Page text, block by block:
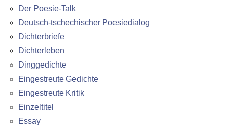
Der Poesie-Talk
Deutsch-tschechischer Poesiedialog
Dichterbriefe
Dichterleben
Dinggedichte
Eingestreute Gedichte
Eingestreute Kritik
Einzeltitel
Essay